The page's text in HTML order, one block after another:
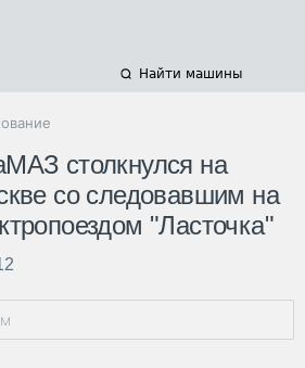
Найти машины
столкнулся на
со следовавшим на
"Ласточка"